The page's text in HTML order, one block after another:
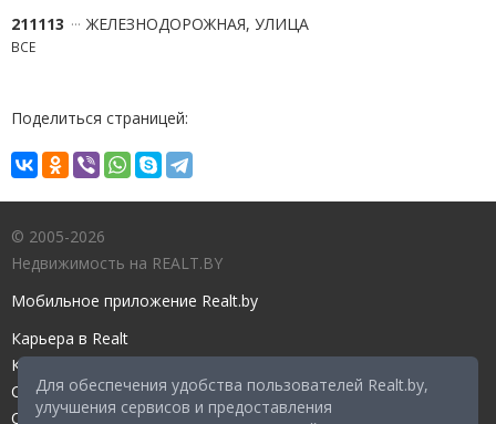
Для обеспечения удобства пользователей Realt.by,
улучшения сервисов и предоставления
211113 ЖЕЛЕЗНОДОРОЖНАЯ, УЛИЦА
ВСЕ
Поделиться страницей:
© 2005-2026
Недвижимость на REALT.BY
Мобильное приложение Realt.by
Карьера в Realt
Контакты редакции
Справочный центр
Служба поддержки